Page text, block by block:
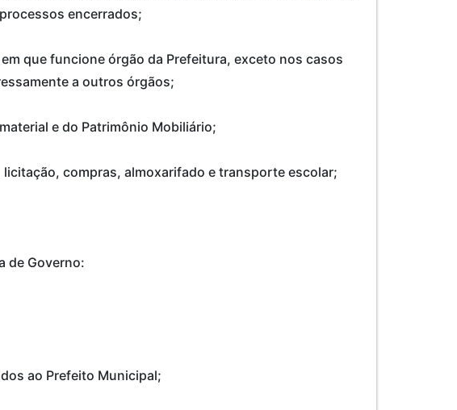
encerrados;
que funcione órgão da Prefeitura, exceto nos casos
a outros órgãos;
e do Patrimônio Mobiliário;
compras, almoxarifado e transporte escolar;
de Governo:
ao Prefeito Municipal;